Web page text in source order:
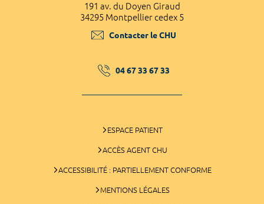
191 av. du Doyen Giraud
34295 Montpellier cedex 5
Contacter le CHU
04 67 33 67 33
ESPACE PATIENT
ACCÈS AGENT CHU
ACCESSIBILITÉ : PARTIELLEMENT CONFORME
MENTIONS LÉGALES